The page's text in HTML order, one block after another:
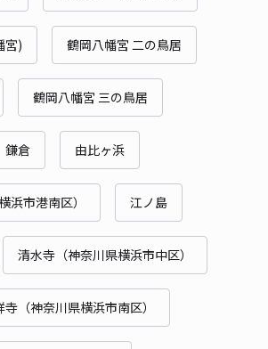
宮) 鶴岡八幡宮 二の鳥居
鶴岡八幡宮 三の鳥居
鎌倉 由比ヶ浜
浜市港南区） 江ノ島
清水寺（神奈川県横浜市中区）
寺（神奈川県横浜市南区）